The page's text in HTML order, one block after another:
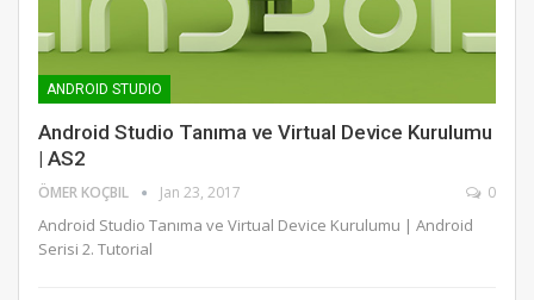
ANDROID STUDIO
Android Studio Tanıma ve Virtual Device Kurulumu
| AS2
ÖMER KOÇBIL Jan 23, 2017 0
Android Studio Tanıma ve Virtual Device Kurulumu | Android
Serisi 2. Tutorial